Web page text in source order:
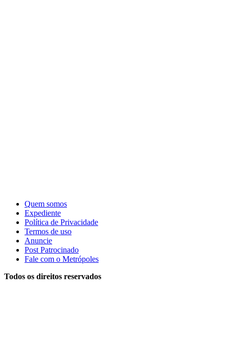
Quem somos
Expediente
Política de Privacidade
Termos de uso
Anuncie
Post Patrocinado
Fale com o Metrópoles
Todos os direitos reservados